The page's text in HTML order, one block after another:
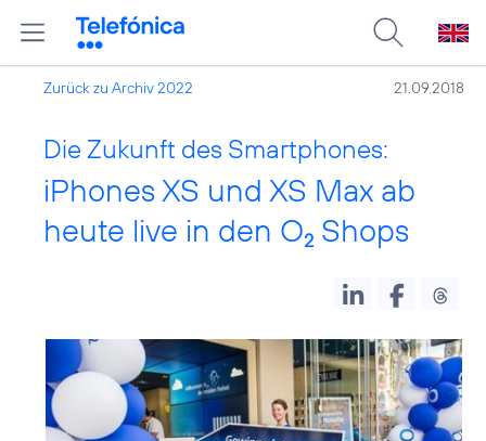
Zurück zu Archiv 2022 21.09.2018
Die Zukunft des Smartphones:
iPhones XS und XS Max ab
heute live in den O2 Shops